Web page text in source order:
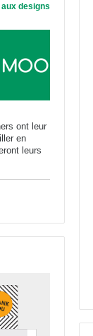
aux designs
ont leur
en
leurs